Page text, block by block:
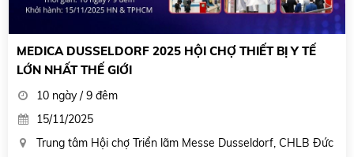
MEDICA DUSSELDORF 2025 HỘI CHỢ THIẾT BỊ Y TẾ
LỚN NHẤT THẾ GIỚI
10 ngày / 9 đêm
15/11/2025
Trung tâm Hội chợ Triển lãm Messe Dusseldorf, CHLB Đức